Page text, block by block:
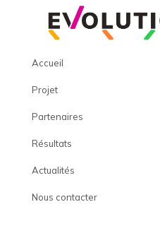
Accueil
Projet
Partenaires
Résultats
Actualités
Nous contacter